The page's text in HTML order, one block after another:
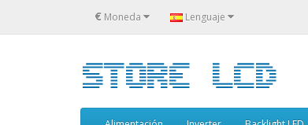
€ Moneda Lenguaje